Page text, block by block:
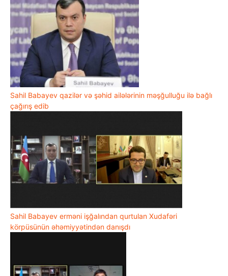
Sahil Babayev qazilər və şəhid ailələrinin məşğulluğu ilə bağlı
çağırış edib
Sahil Babayev erməni işğalından qurtulan Xudafəri
körpüsünün əhəmiyyətindən danışdı